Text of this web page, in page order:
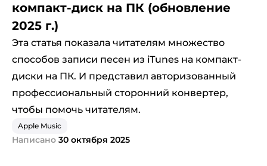
компакт-диск на ПК (обновление
2025 г.)
Эта статья показала читателям множество
способов записи песен из iTunes на компакт-
диски на ПК. И представил авторизованный
профессиональный сторонний конвертер,
чтобы помочь читателям.
Apple Music
Написано 30 октября 2025